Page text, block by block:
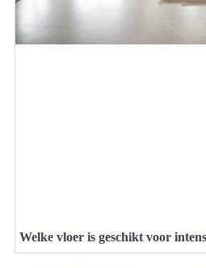
Welke vloer is geschikt voor